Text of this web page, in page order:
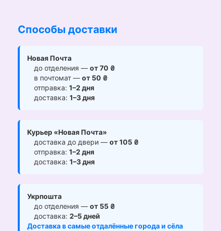
Способы доставки
Новая Почта
до отделения — от 70 ₴
в почтомат — от 50 ₴
отправка: 1–2 дня
доставка: 1–3 дня
Курьер «Новая Почта»
доставка до двери — от 105 ₴
отправка: 1–2 дня
доставка: 1–3 дня
Укрпошта
до отделения — от 55 ₴
доставка: 2–5 дней
Доставка в самые отдалённые города и сёла